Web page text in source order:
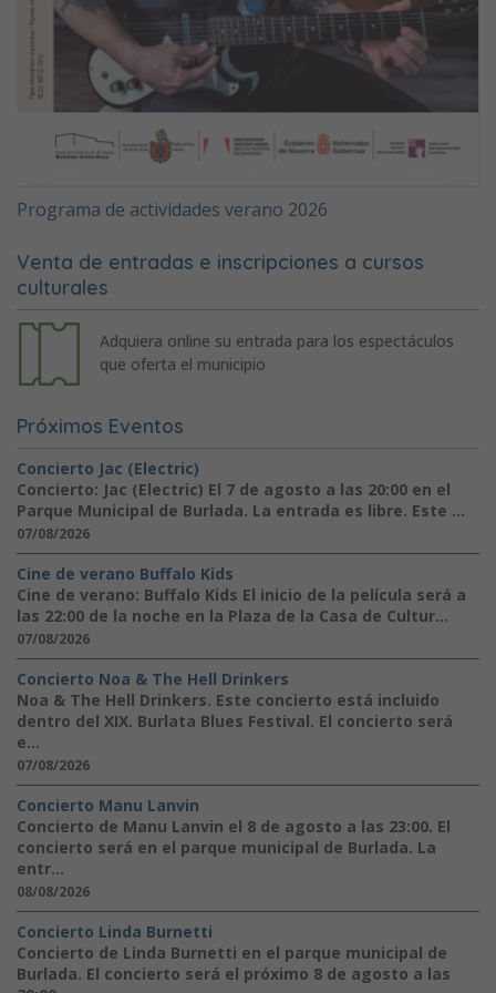
Programa de actividades verano 2026
Venta de entradas e inscripciones a cursos
culturales
Adquiera online su entrada para los espectáculos
que oferta el municipio
Próximos Eventos
Concierto Jac (Electric)
Concierto: Jac (Electric) El 7 de agosto a las 20:00 en el
Parque Municipal de Burlada. La entrada es libre. Este ...
07/08/2026
Cine de verano Buffalo Kids
Cine de verano: Buffalo Kids El inicio de la película será a
las 22:00 de la noche en la Plaza de la Casa de Cultur...
07/08/2026
Concierto Noa & The Hell Drinkers
Noa & The Hell Drinkers. Este concierto está incluido
dentro del XIX. Burlata Blues Festival. El concierto será
e...
07/08/2026
Concierto Manu Lanvin
Concierto de Manu Lanvin el 8 de agosto a las 23:00. El
concierto será en el parque municipal de Burlada. La
entr...
08/08/2026
Concierto Linda Burnetti
Concierto de Linda Burnetti en el parque municipal de
Burlada. El concierto será el próximo 8 de agosto a las